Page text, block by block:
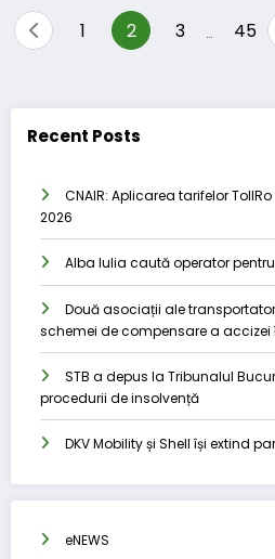
Posts
1 2 3 45
Recent Posts
CNAIR: Aplicarea tarifelor
2026
Alba Iulia caută operator
Două asociații ale
schemei de compensare a
STB a depus la Tribunalul
procedurii de insolvență
DKV Mobility și Shell își extind
eNEWS